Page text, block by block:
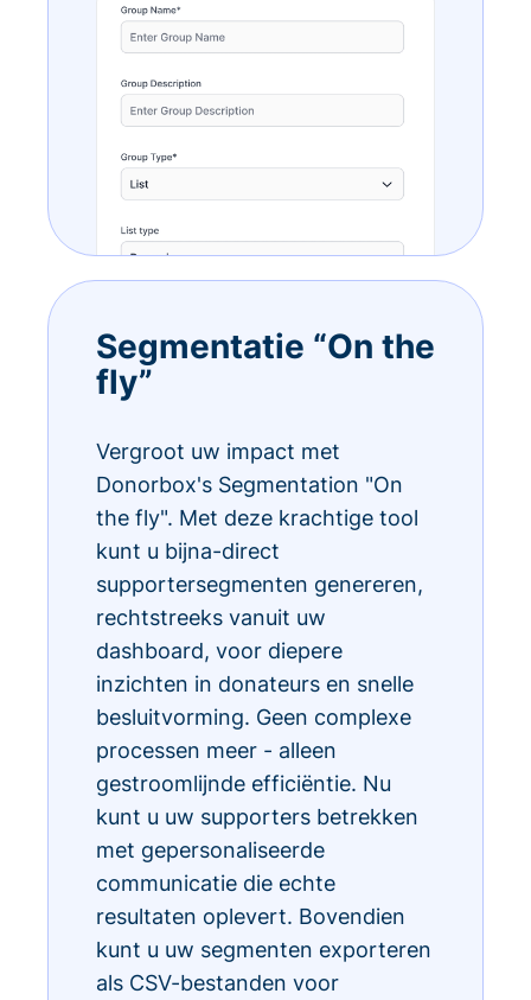
Segmentatie “On the
fly”
Vergroot uw impact met
Donorbox's Segmentation "On
the fly". Met deze krachtige tool
kunt u bijna-direct
supportersegmenten genereren,
rechtstreeks vanuit uw
dashboard, voor diepere
inzichten in donateurs en snelle
besluitvorming. Geen complexe
processen meer - alleen
gestroomlijnde efficiëntie. Nu
kunt u uw supporters betrekken
met gepersonaliseerde
communicatie die echte
resultaten oplevert. Bovendien
kunt u uw segmenten exporteren
als CSV-bestanden voor